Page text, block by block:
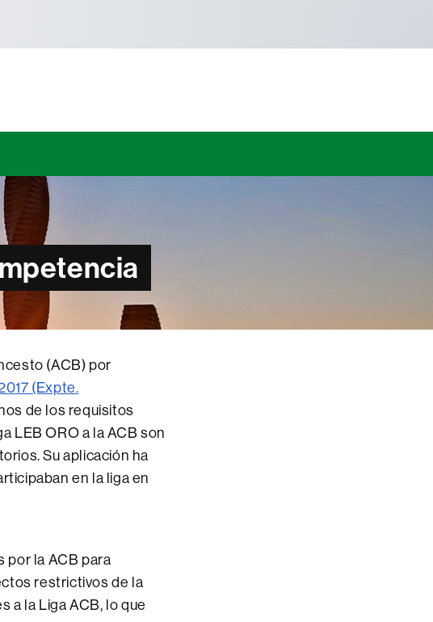
(ACB) por
(Expte.
de los requisitos
LEB ORO a la ACB son
Su aplicación ha
en la liga en
por la ACB para
restrictivos de la
a la Liga ACB, lo que